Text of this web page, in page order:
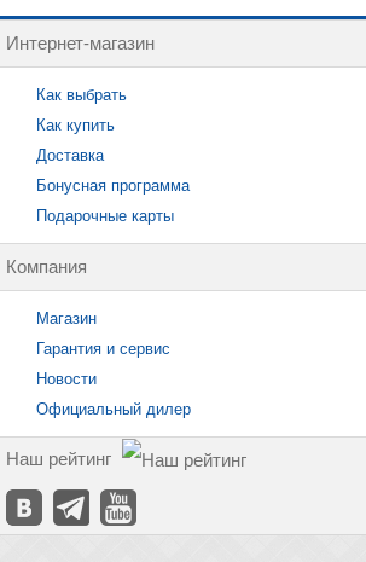
Интернет-магазин
Как выбрать
Как купить
Доставка
Бонусная программа
Подарочные карты
Компания
Магазин
Гарантия и сервис
Новости
Официальный дилер
Наш рейтинг